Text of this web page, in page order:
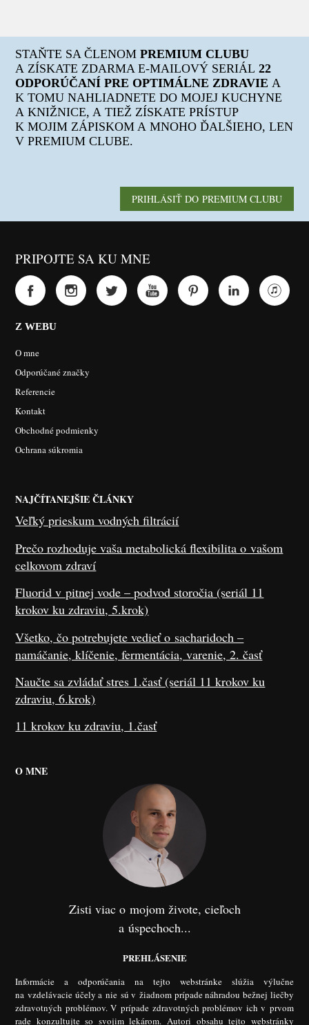
STAŇTE SA ČLENOMPREMIUM CLUBU
A ZÍSKATE ZDARMA E-MAILOVÝ SERIÁL22
ODPORÚČANÍ PRE OPTIMÁLNE ZDRAVIE A
K TOMU NAHLIADNETE DO MOJEJ KUCHYNE
A KNIŽNICE, A TIEŽ ZÍSKATE PRÍSTUP
K MOJIM ZÁPISKOM A MNOHO ĎALŠIEHO, LEN
V PREMIUM CLUBE.
PRIHLÁSIŤ DO PREMIUM CLUBU
PRIPOJTE SA KU MNE
Z WEBU
O mne
Odporúčané značky
Referencie
Kontakt
Obchodné podmienky
Ochrana súkromia
NAJČÍTANEJŠIE ČLÁNKY
Veľký prieskum vodných filtrácií
Prečo rozhoduje vaša metabolická flexibilita o vašom
celkovom zdraví
Fluorid v pitnej vode – podvod storočia (seriál 11
krokov ku zdraviu, 5.krok)
Všetko, čo potrebujete vedieť o sacharidoch –
namáčanie, klíčenie, fermentácia, varenie, 2. časť
Naučte sa zvládať stres 1.časť (seriál 11 krokov ku
zdraviu, 6.krok)
11 krokov ku zdraviu, 1.časť
O MNE
Zisti viac o mojom živote, cieľoch
a úspechoch...
PREHLÁSENIE
Informácie a odporúčania na tejto webstránke slúžia výlučne
na vzdelávacie účely a nie sú v žiadnom prípade náhradou bežnej liečby
zdravotných problémov. V prípade zdravotných problémov ich v prvom
rade konzultujte so svojim lekárom. Autori obsahu tejto webstránky